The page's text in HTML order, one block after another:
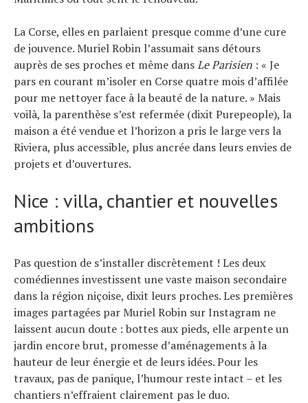
La Corse, elles en parlaient presque comme d’une cure
de jouvence. Muriel Robin l’assumait sans détours
auprès de ses proches et même dansLe Parisien : « Je
pars en courant m’isoler en Corse quatre mois d’affilée
pour me nettoyer face à la beauté de la nature. » Mais
voilà, la parenthèse s’est refermée (dixit Purepeople), la
maison a été vendue et l’horizon a pris le large vers la
Riviera, plus accessible, plus ancrée dans leurs envies de
projets et d’ouvertures.
Nice : villa, chantier et nouvelles
ambitions
Pas question de s’installer discrètement ! Les deux
comédiennes investissent une vaste maison secondaire
dans la région niçoise, dixit leurs proches. Les premières
images partagées par Muriel Robin sur Instagram ne
laissent aucun doute : bottes aux pieds, elle arpente un
jardin encore brut, promesse d’aménagements à la
hauteur de leur énergie et de leurs idées. Pour les
travaux, pas de panique, l’humour reste intact – et les
chantiers n’effraient clairement pas le duo.